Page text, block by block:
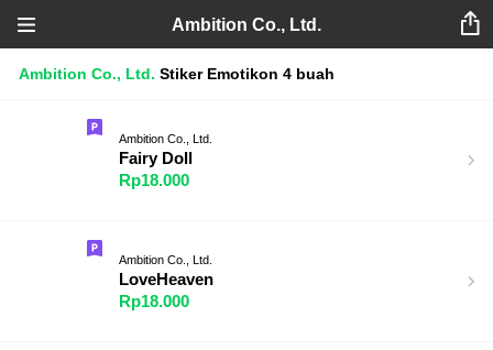
Ambition Co., Ltd.
Ambition Co., Ltd. Stiker Emotikon 4 buah
Ambition Co., Ltd.
Fairy Doll
Rp18.000
Ambition Co., Ltd.
LoveHeaven
Rp18.000